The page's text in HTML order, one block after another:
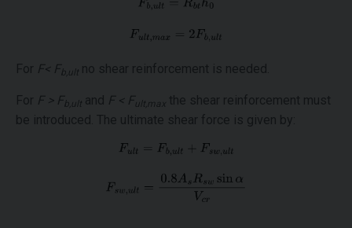
For F< Fb,ult no shear reinforcement is needed.
For F > Fb,ult and F < Fult,max the shear reinforcement must
be introduced. The ultimate shear force is given by: